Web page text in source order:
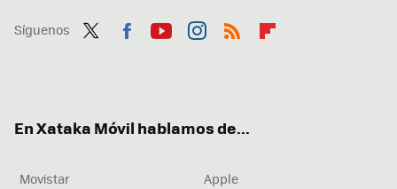
Síguenos
En Xataka Móvil hablamos de...
Movistar
Apple